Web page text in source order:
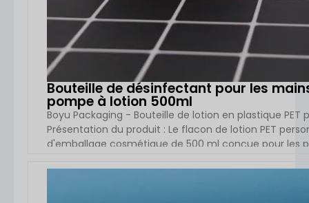
Bouteille de désinfectant pour les
pompe à lotion 500ml
Boyu Packaging - Bouteille de lotion en plastique
Présentation du produit : Le flacon de lotion PET
d'emballage cosmétique de 500 ml conçue pour les
est léger, durable et recyclable, [...]